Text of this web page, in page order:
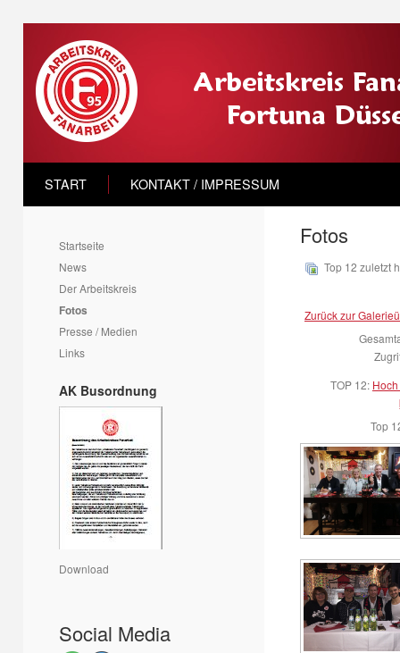
START KONTAKT / IMPRESSUM
Startseite
News
Der Arbeitskreis
Fotos
Presse / Medien
Links
AK Busordnung
Download
Social Media
Fotos
Top 12 zuletzt
Zurück zur
TOP 12:
Top